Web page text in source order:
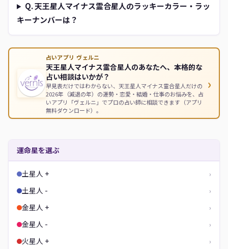
Q. 天王星人マイナス霊合星人のラッキーカラー・ラッ
キーナンバーは？
占いアプリ ヴェルニ
天王星人マイナス霊合星人のあなたへ、本格的な
占い相談はいかが？
早見表だけではわからない、天王星人マイナス霊合星人だけの
2026年（減退の年）の運勢・恋愛・結婚・仕事のお悩みを、占
いアプリ「ヴェルニ」でプロの占い師に相談できます（アプリ
無料ダウンロード）。
›
運命星を選ぶ
土星人 + ›
土星人 - ›
金星人 + ›
金星人 - ›
火星人 + ›